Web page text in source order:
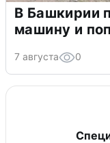
В Башкирии
машину и
7 августа 0